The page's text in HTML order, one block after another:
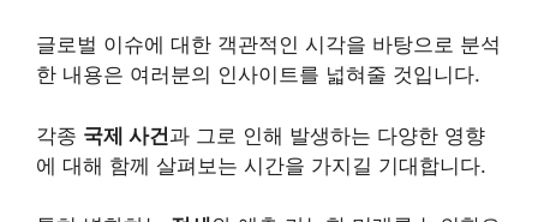
글로벌 이슈에 대한 객관적인 시각을 바탕으로 분석
한 내용은 여러분의 인사이트를 넓혀줄 것입니다.
각종 국제 사건과 그로 인해 발생하는 다양한 영향
에 대해 함께 살펴보는 시간을 가지길 기대합니다.